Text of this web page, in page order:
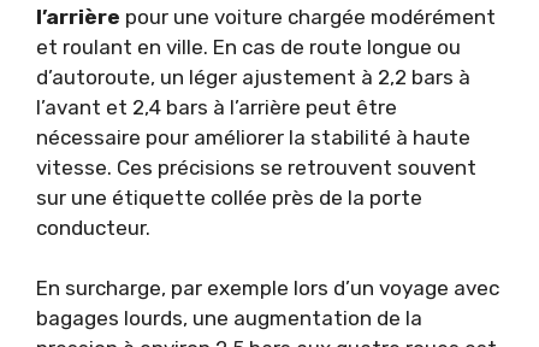
l’arrière pour une voiture chargée modérément
et roulant en ville. En cas de route longue ou
d’autoroute, un léger ajustement à 2,2 bars à
l’avant et 2,4 bars à l’arrière peut être
nécessaire pour améliorer la stabilité à haute
vitesse. Ces précisions se retrouvent souvent
sur une étiquette collée près de la porte
conducteur.
En surcharge, par exemple lors d’un voyage avec
bagages lourds, une augmentation de la